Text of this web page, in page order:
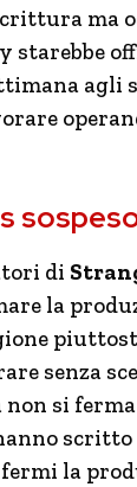
ma
starebbe
agli
di
la
senza
si
scritto
la